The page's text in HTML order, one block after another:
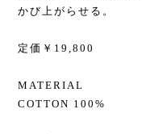
かび上がらせる。
定価￥19,800
MATERIAL
COTTON 100%